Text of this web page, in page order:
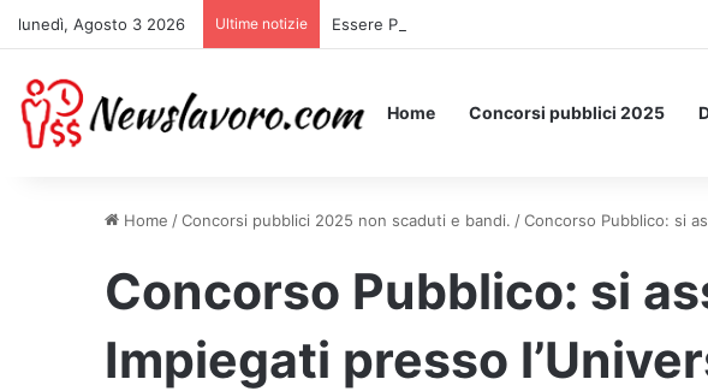
lunedì, Agosto 3 2026 Ultime notizie Essere Pagati per Stare a Letto: ecco
Home Concorsi pubblici 2025
Home /Concorsi pubblici 2025 non scaduti e bandi. /Concorso Pubblico: si
Concorso Pubblico: si
Impiegati presso